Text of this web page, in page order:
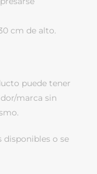
cm de alto.
puede tener
marca sin
o se